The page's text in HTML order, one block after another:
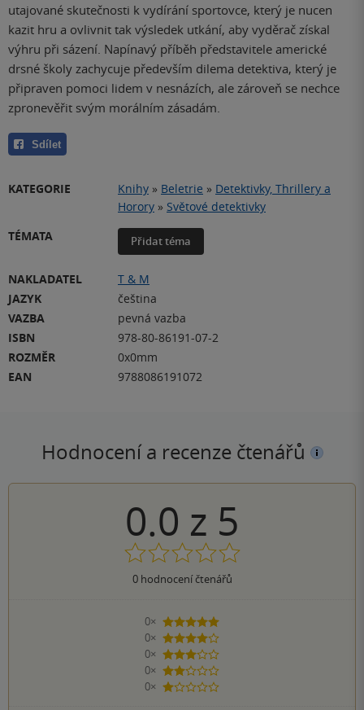
utajované skutečnosti k vydírání sportovce, který je nucen
kazit hru a ovlivnit tak výsledek utkání, aby vyděrač získal
výhru při sázení. Napínavý příběh představitele americké
drsné školy zachycuje především dilema detektiva, který je
připraven pomoci lidem v nesnázích, ale zároveň se nechce
zpronevěřit svým morálním zásadám.
Sdílet
KATEGORIE Knihy » Beletrie » Detektivky, Thrillery a
Horory » Světové detektivky
TÉMATA
Přidat téma
NAKLADATEL
T & M
JAZYK
čeština
VAZBA
pevná vazba
ISBN
978-80-86191-07-2
ROZMĚR
0x0mm
EAN
9788086191072
Hodnocení a recenze čtenářů
0.0 z 5
0hodnocení čtenářů
0×
5 hvězdiček
0×
4 hvězdičky
0×
3 hvězdičky
0×
2 hvězdičky
0×
1 hvezdička